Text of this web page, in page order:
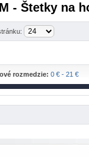
- Štetky na
rozmedzie: 0 € - 21 €